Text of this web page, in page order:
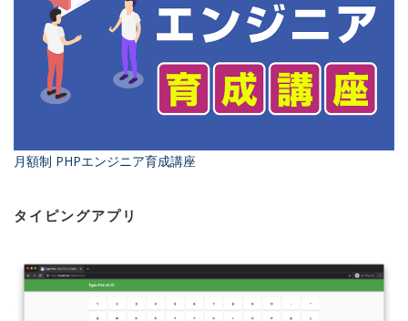
月額制 PHPエンジニア育成講座
タイピングアプリ